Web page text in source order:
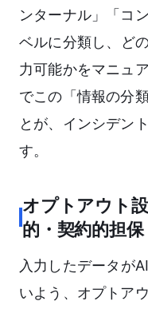
ンターナル」「コ
ベルに分類し、ど
力可能かをマニュ
でこの「情報の分
とが、インシデン
す。
オプトアウト
的・契約的担保
入力したデータが
いよう、オプトア